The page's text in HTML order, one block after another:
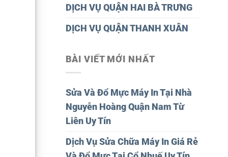
DỊCH VỤ QUẬN HAI BÀ TRƯNG
DỊCH VỤ QUẬN THANH XUÂN
BÀI VIẾT MỚI NHẤT
Sửa Và Đổ Mực Máy In Tại Nhà
Nguyễn Hoàng Quận Nam Từ
Liên Uy Tín
Dịch Vụ Sửa Chữa Máy In Giá Rẻ